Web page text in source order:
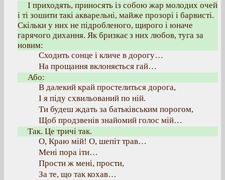
І приходять, приносять із собою жар молодих очей
і ті зошити такі акварельні, майже прозорі і барвисті.
Скільки у них не підробленого, щирого і юначе
гарячого дихання. Як бризкає з них любов, туга за
новим:
Сходить сонце і кличе в дорогу…
На прощання вклоняється гай…
Або:
В далекий край простелиться дорога,
І я піду схвильований по ній.
Ти будеш ждать за батьківським порогом,
Щоб продзвенів знайомий голос мій…
Так. Це тричі так.
О, Краю мій! О, шепіт трав…
Мені пора іти…
Прости ж мені, прости,
За те, що так кохав…